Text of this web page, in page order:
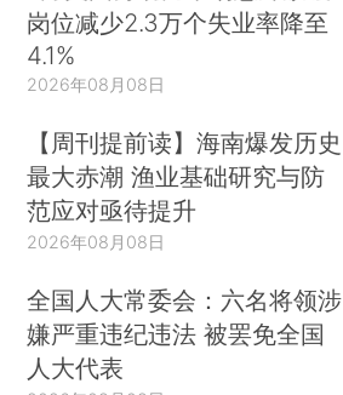
岗位减少2.3万个失业率降至
4.1%
2026年08月08日
【周刊提前读】海南爆发历史
最大赤潮 渔业基础研究与防
范应对亟待提升
2026年08月08日
全国人大常委会：六名将领涉
嫌严重违纪违法 被罢免全国
人大代表